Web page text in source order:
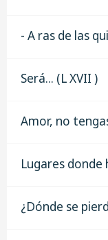
- A ras de las
Será... (L XVII )
Amor, no
Lugares donde
¿Dónde se